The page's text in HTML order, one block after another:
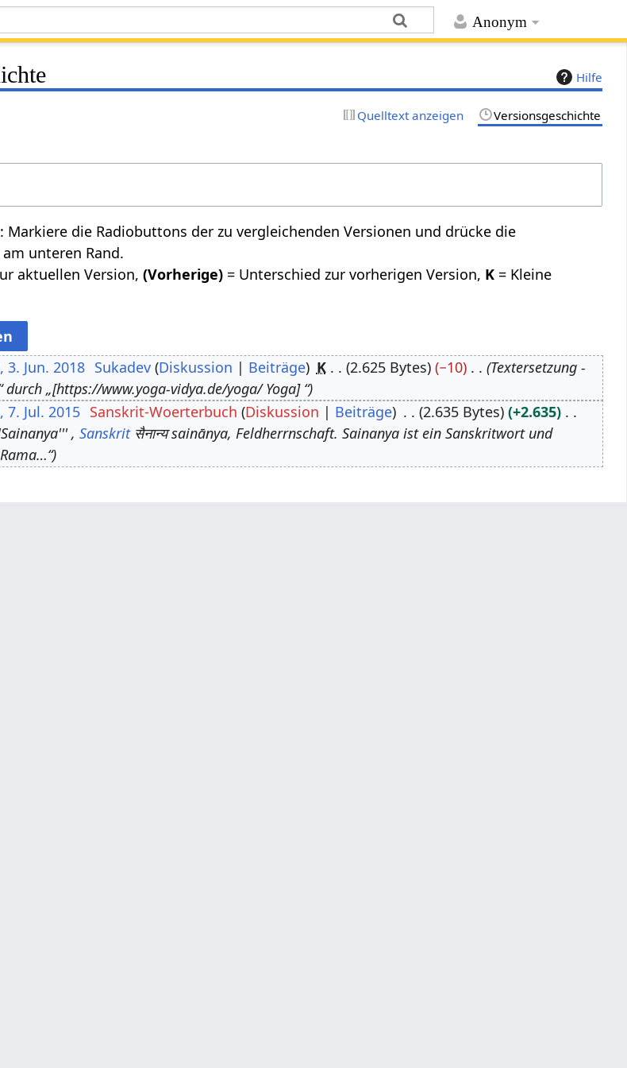
Anonym
Hilfe
Quelltext anzeigen Versionsgeschichte
Markiere die Radiobuttons der zu vergleichenden Versionen und drücke die
unteren Rand.
aktuellen Version,(Vorherige) = Unterschied zur vorherigen Version, K = Kleine
3. Jun. 2018 Sukadev Diskussion Beiträge K 2.625 Bytes −10
Textersetzung -
„[https://www.yoga-vidya.de/yoga/ Yoga] “
7. Jul. 2015 Sanskrit-Woerterbuch Diskussion Beiträge 2.635 Bytes
+2.635
,Sanskritसैनान्य sainānya, Feldherrnschaft. Sainanya ist ein Sanskritwort und